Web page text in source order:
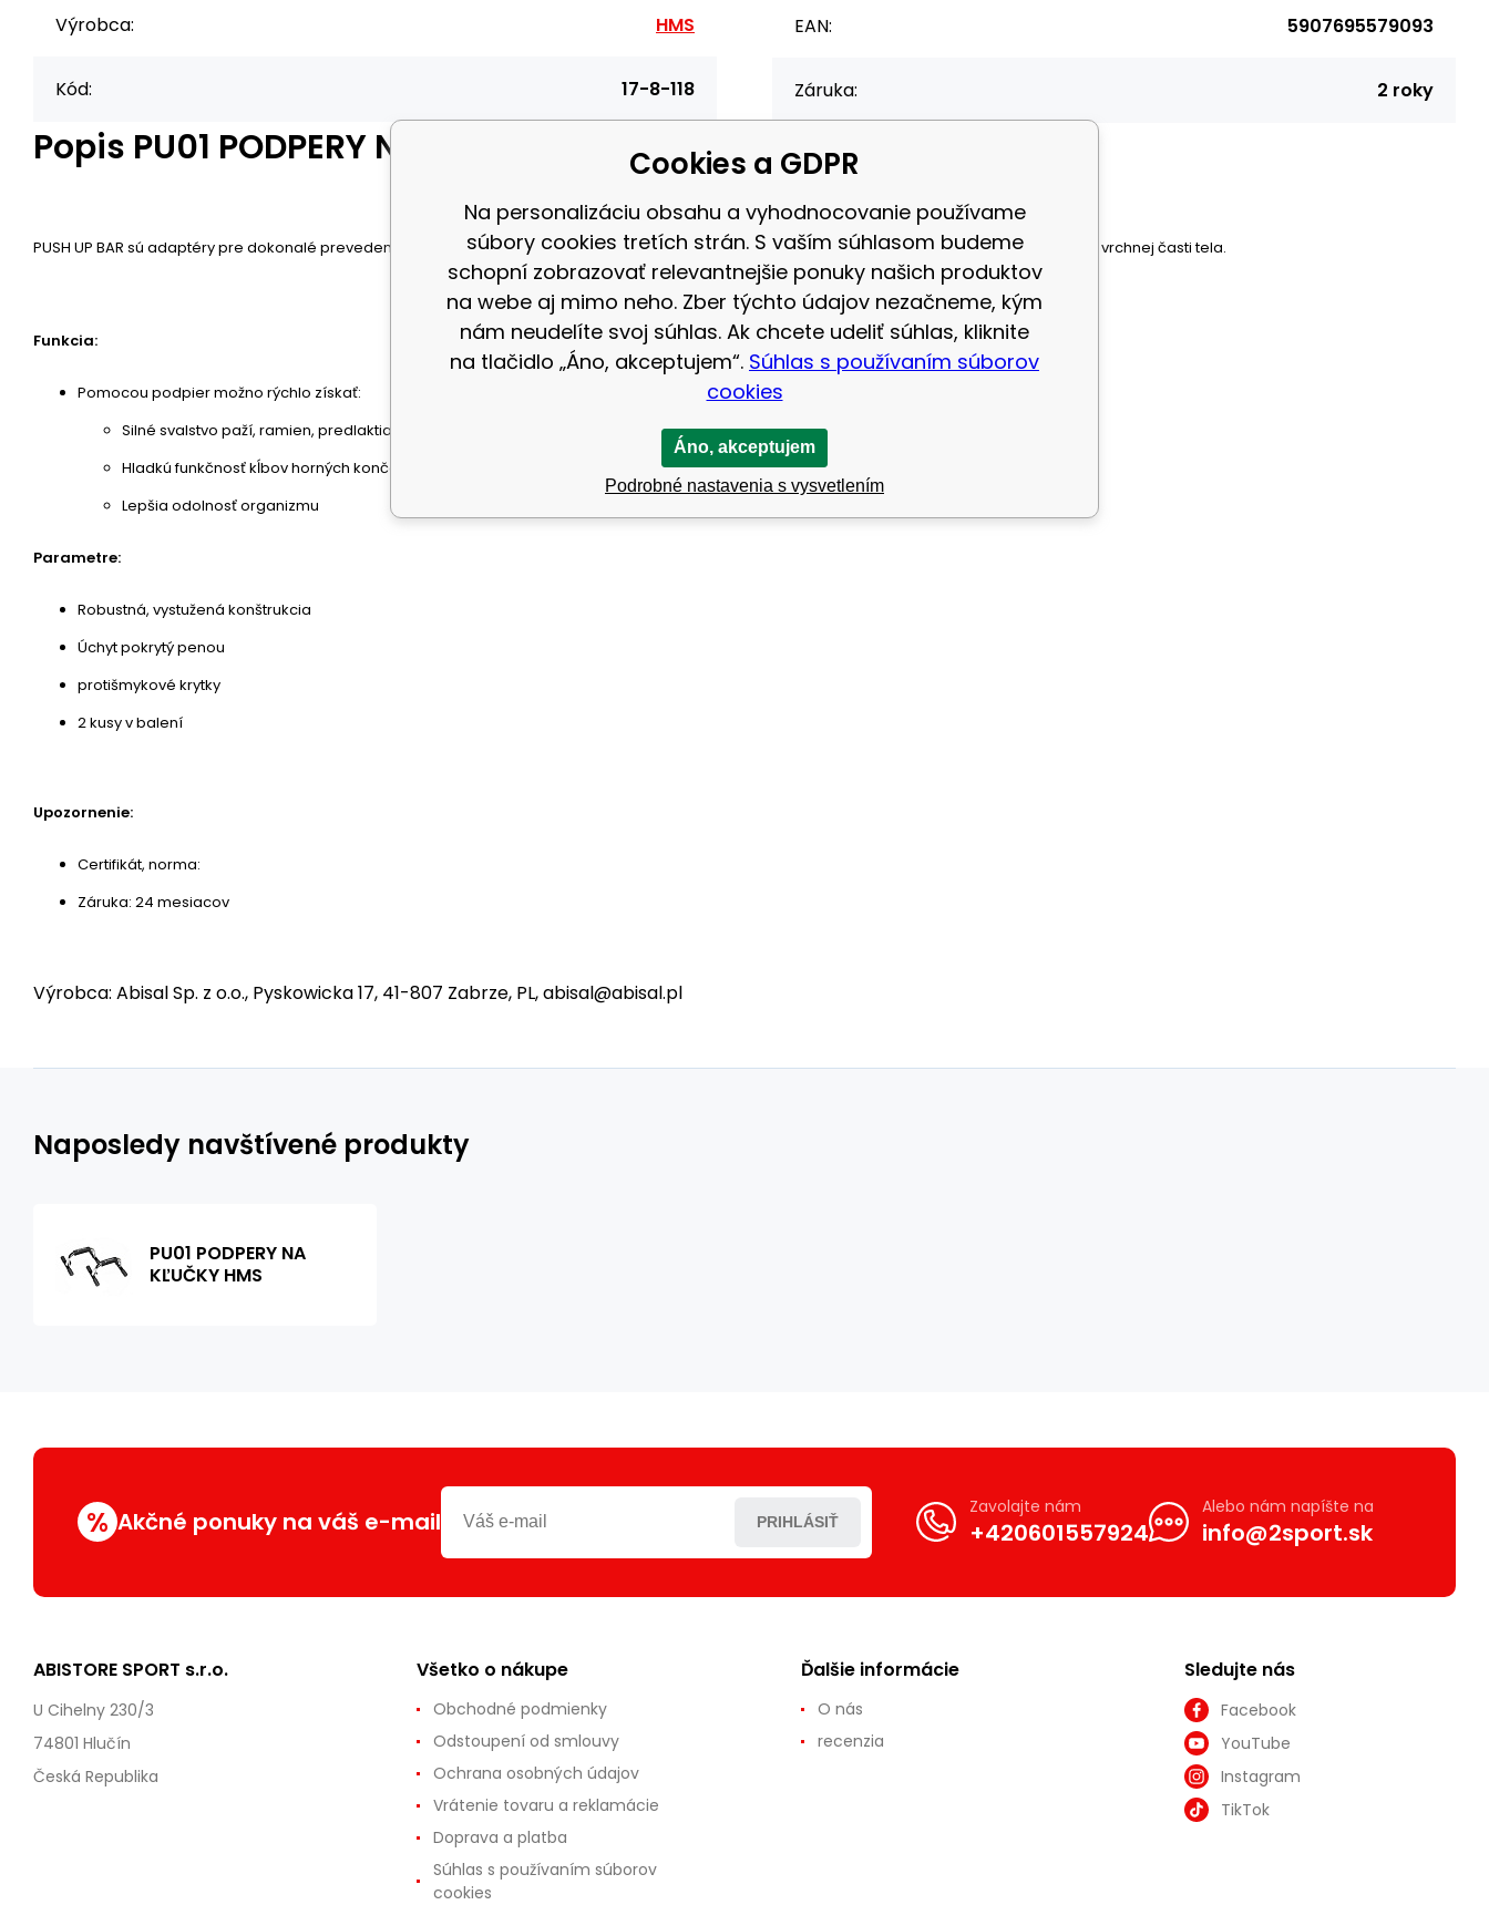
Výrobca: HMS
Kód: 17-8-118
EAN: 5907695579093
Záruka: 2 roky
Popis PU01 PODPERY NA KĽUČKY HMS
PUSH UP BAR sú adaptéry pre dokonalé prevedenie kľučku. Pomôžu vykonávať kľučky až do krajných polôh. Pomocou podpier posilňujeme svalstvo vrchnej časti tela.
Funkcia:
Pomocou podpier možno rýchlo získať:
Silné svalstvo paží, ramien, predlaktia, chrbta a hrudníka
Hladkú funkčnosť kĺbov horných končatín
Lepšia odolnosť organizmu
Parametre:
Robustná, vystužená konštrukcia
Úchyt pokrytý penou
protišmykové krytky
2 kusy v balení
Upozornenie:
Certifikát, norma:
Záruka: 24 mesiacov
Výrobca: Abisal Sp. z o.o., Pyskowicka 17, 41-807 Zabrze, PL, abisal@abisal.pl
Naposledy navštívené produkty
PU01 PODPERY NA
KĽUČKY HMS
% Akčné ponuky na váš e-mail PRIHLÁSIŤ
Zavolajte nám
+420601557924
Alebo nám napíšte na
info@2sport.sk
ABISTORE SPORT s.r.o.
U Cihelny 230/3
74801 Hlučín
Česká Republika
Všetko o nákupe
Obchodné podmienky
Odstoupení od smlouvy
Ochrana osobných údajov
Vrátenie tovaru a reklamácie
Doprava a platba
Súhlas s používaním súborov
cookies
Ďalšie informácie
O nás
recenzia
Sledujte nás
Facebook
YouTube
Instagram
TikTok
Cookies a GDPR
Na personalizáciu obsahu a vyhodnocovanie používame
súbory cookies tretích strán. S vaším súhlasom budeme
schopní zobrazovať relevantnejšie ponuky našich produktov
na webe aj mimo neho. Zber týchto údajov nezačneme, kým
nám neudelíte svoj súhlas. Ak chcete udeliť súhlas, kliknite
na tlačidlo „Áno, akceptujem“. Súhlas s používaním súborov
cookies
Áno, akceptujem
Podrobné nastavenia s vysvetlením